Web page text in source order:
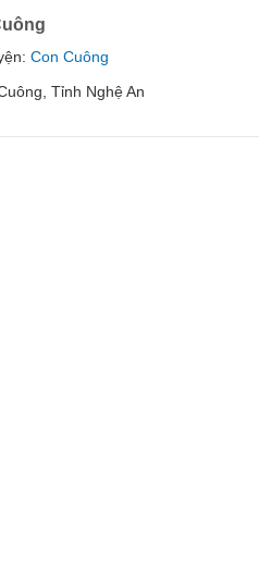
Con Cuông
Tỉnh Nghệ An